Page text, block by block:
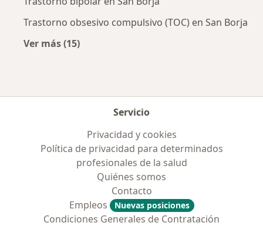
Trastorno obsesivo compulsivo (TOC) en San Borja
Ver más (15)
Servicio
Privacidad y cookies
Política de privacidad para determinados
profesionales de la salud
Quiénes somos
Contacto
Empleos
Nuevas posiciones
Condiciones Generales de Contratación